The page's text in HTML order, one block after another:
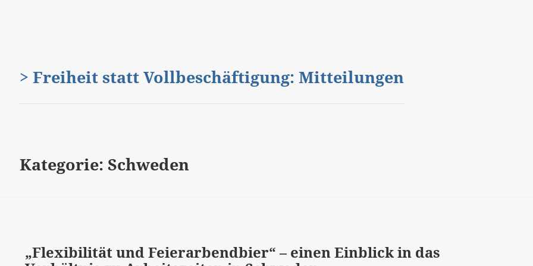
> Freiheit statt Vollbeschäftigung: Mitteilungen
Kategorie:Schweden
„Flexibilität und Feierarbendbier“ – einen Einblick in das